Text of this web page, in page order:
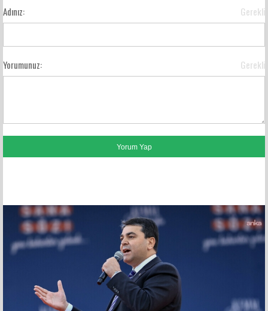
Adınız: Gerekli
Yorumunuz: Gerekli